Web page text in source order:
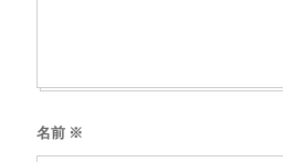
名前 ※